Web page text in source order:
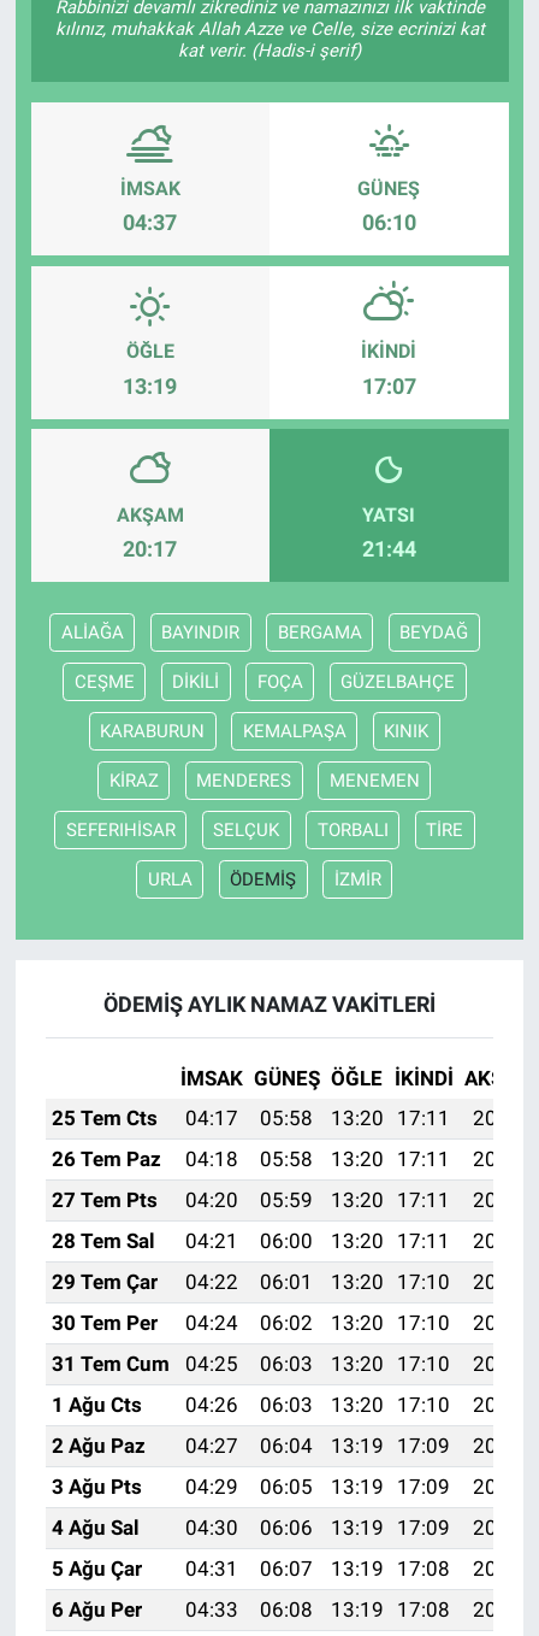
Rabbinizi devamlı zikrediniz ve namazınızı ilk vaktinde
kılınız, muhakkak Allah Azze ve Celle, size ecrinizi kat
kat verir. (Hadis-i şerif)
İMSAK
04:37
GÜNEŞ
06:10
ÖĞLE
13:19
İKINDI
17:07
AKŞAM
20:17
YATSI
21:44
ALİAĞA BAYINDIR BERGAMA BEYDAĞ
CEŞME DİKİLİ FOÇA GÜZELBAHÇE
KARABURUN KEMALPAŞA KINIK
KİRAZ MENDERES MENEMEN
SEFERIHİSAR SELÇUK TORBALI TİRE
URLA ÖDEMİŞ İZMİR
ÖDEMİŞ AYLIK NAMAZ VAKITLERI
İMSAK GÜNEŞ ÖĞLE İKINDI AKŞAM
25 Tem Cts
04:17 05:58 13:20 17:11
20:32
26 Tem Paz
04:18 05:58 13:20 17:11
20:31
27 Tem Pts
04:20 05:59 13:20 17:11
20:30
28 Tem Sal
04:21 06:00 13:20 17:11
20:29
29 Tem Çar
04:22 06:01 13:20 17:10
20:28
30 Tem Per
04:24 06:02 13:20 17:10
20:28
31 Tem Cum
04:25 06:03 13:20 17:10
20:27
1 Ağu Cts
04:26 06:03 13:20 17:10
20:26
2 Ağu Paz
04:27 06:04 13:19 17:09
20:25
3 Ağu Pts
04:29 06:05 13:19 17:09
20:24
4 Ağu Sal
04:30 06:06 13:19 17:09
20:23
5 Ağu Çar
04:31 06:07 13:19 17:08
20:22
6 Ağu Per
04:33 06:08 13:19 17:08
20:21